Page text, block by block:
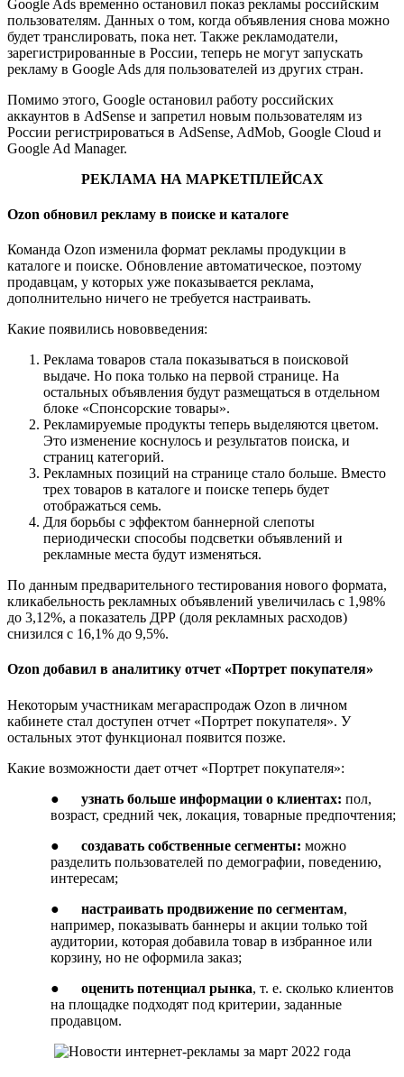
Google Ads временно остановил показ рекламы российским
пользователям. Данных о том, когда объявления снова можно
будет транслировать, пока нет. Также рекламодатели,
зарегистрированные в России, теперь не могут запускать
рекламу в Google Ads для пользователей из других стран.
Помимо этого, Google остановил работу российских
аккаунтов в AdSense и запретил новым пользователям из
России регистрироваться в AdSense, AdMob, Google Cloud и
Google Ad Manager.
РЕКЛАМА НА МАРКЕТПЛЕЙСАХ
Ozon обновил рекламу в поиске и каталоге
Команда Ozon изменила формат рекламы продукции в
каталоге и поиске. Обновление автоматическое, поэтому
продавцам, у которых уже показывается реклама,
дополнительно ничего не требуется настраивать.
Какие появились нововведения:
Реклама товаров стала показываться в поисковой
выдаче. Но пока только на первой странице. На
остальных объявления будут размещаться в отдельном
блоке «Спонсорские товары».
Рекламируемые продукты теперь выделяются цветом.
Это изменение коснулось и результатов поиска, и
страниц категорий.
Рекламных позиций на странице стало больше. Вместо
трех товаров в каталоге и поиске теперь будет
отображаться семь.
Для борьбы с эффектом баннерной слепоты
периодически способы подсветки объявлений и
рекламные места будут изменяться.
По данным предварительного тестирования нового формата,
кликабельность рекламных объявлений увеличилась с 1,98%
до 3,12%, а показатель ДРР (доля рекламных расходов)
снизился с 16,1% до 9,5%.
Ozon добавил в аналитику отчет «Портрет покупателя»
Некоторым участникам мегараспродаж Ozon в личном
кабинете стал доступен отчет «Портрет покупателя». У
остальных этот функционал появится позже.
Какие возможности дает отчет «Портрет покупателя»:
● узнать больше информации о клиентах: пол,
возраст, средний чек, локация, товарные предпочтения;
● создавать собственные сегменты: можно
разделить пользователей по демографии, поведению,
интересам;
● настраивать продвижение по сегментам,
например, показывать баннеры и акции только той
аудитории, которая добавила товар в избранное или
корзину, но не оформила заказ;
● оценить потенциал рынка, т. е. сколько клиентов
на площадке подходят под критерии, заданные
продавцом.